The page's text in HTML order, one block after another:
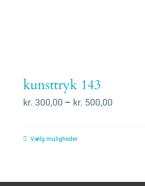
kunsttryk 143
kr. 300,00 – kr. 500,00
Vælg muligheder